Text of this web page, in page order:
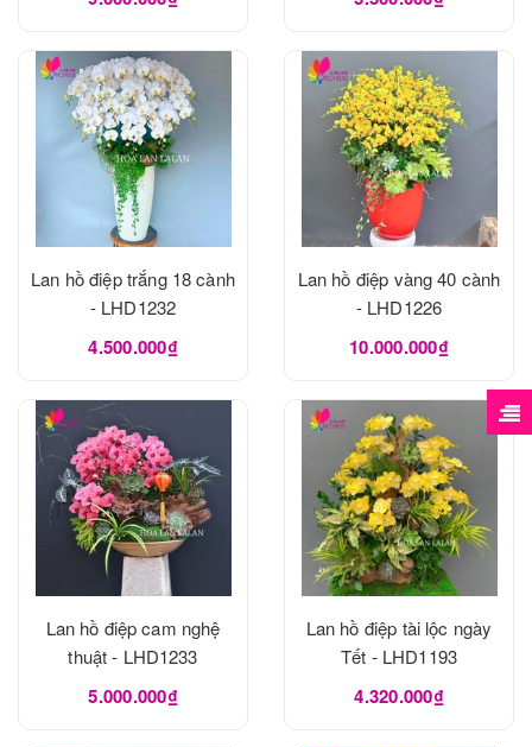
Lan hồ điệp trắng 18 cành
- LHD1232
4.500.000₫
Lan hồ điệp vàng 40 cành
- LHD1226
10.000.000₫
Lan hồ điệp cam nghệ
thuật - LHD1233
5.000.000₫
Lan hồ điệp tài lộc ngày
Tết - LHD1193
4.320.000₫